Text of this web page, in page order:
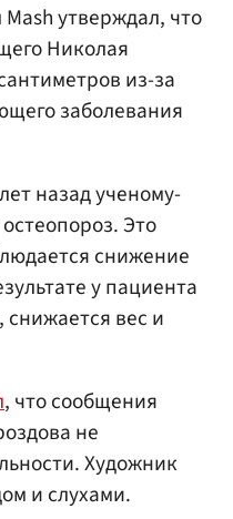
утверждал, что
Николая
из-за
заболевания
назад ученому-
Это
снижение
у пациента
вес и
, что сообщения
не
Художник
и слухами.